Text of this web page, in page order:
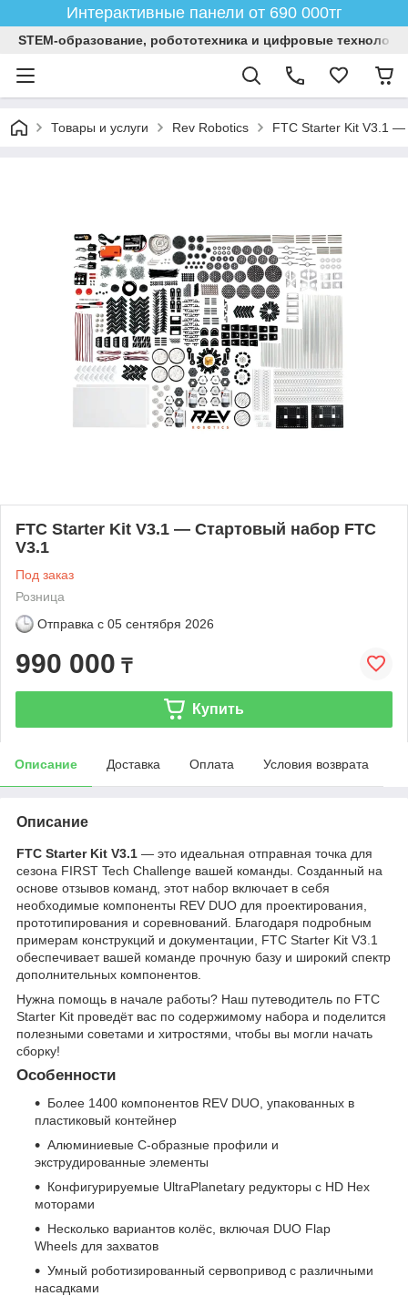
Интерактивные панели от 690 000тг
STEM-образование, робототехника и цифровые
Товары и услуги Rev Robotics FTC Starter Kit V3.1
FTC Starter Kit V3.1 — Стартовый набор FTC
V3.1
Под заказ
Розница
Отправка с 05 сентября 2026
990 000 ₸
Купить
Описание Доставка Оплата Условия возврата
Описание
FTC Starter Kit V3.1 — это идеальная отправная точка для
сезона FIRST Tech Challenge вашей команды. Созданный на
основе отзывов команд, этот набор включает в себя
необходимые компоненты REV DUO для проектирования,
прототипирования и соревнований. Благодаря подробным
примерам конструкций и документации, FTC Starter Kit V3.1
обеспечивает вашей команде прочную базу и широкий спектр
дополнительных компонентов.
Нужна помощь в начале работы? Наш путеводитель по FTC
Starter Kit проведёт вас по содержимому набора и поделится
полезными советами и хитростями, чтобы вы могли начать
сборку!
Особенности
Более 1400 компонентов REV DUO, упакованных в
пластиковый контейнер
Алюминиевые C-образные профили и
экструдированные элементы
Конфигурируемые UltraPlanetary редукторы с HD Hex
моторами
Несколько вариантов колёс, включая DUO Flap
Wheels для захватов
Умный роботизированный сервопривод с различными
насадками